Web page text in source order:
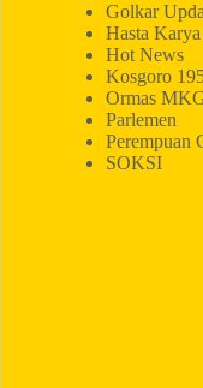
Golkar
Hasta Karya
Hot News
Kosgoro
Ormas
Parlemen
Perempuan
SOKSI